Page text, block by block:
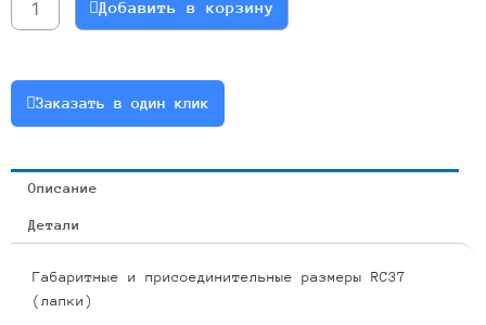
7.97-
или
RCF37-
176-
1.1
Добавить в корзину
Заказать в один клик
Описание
Детали
Габаритные и присоединительные размеры RC37
(лапки)